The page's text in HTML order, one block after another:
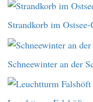
Strandkorb im Ostsee-
Schneewinter an der